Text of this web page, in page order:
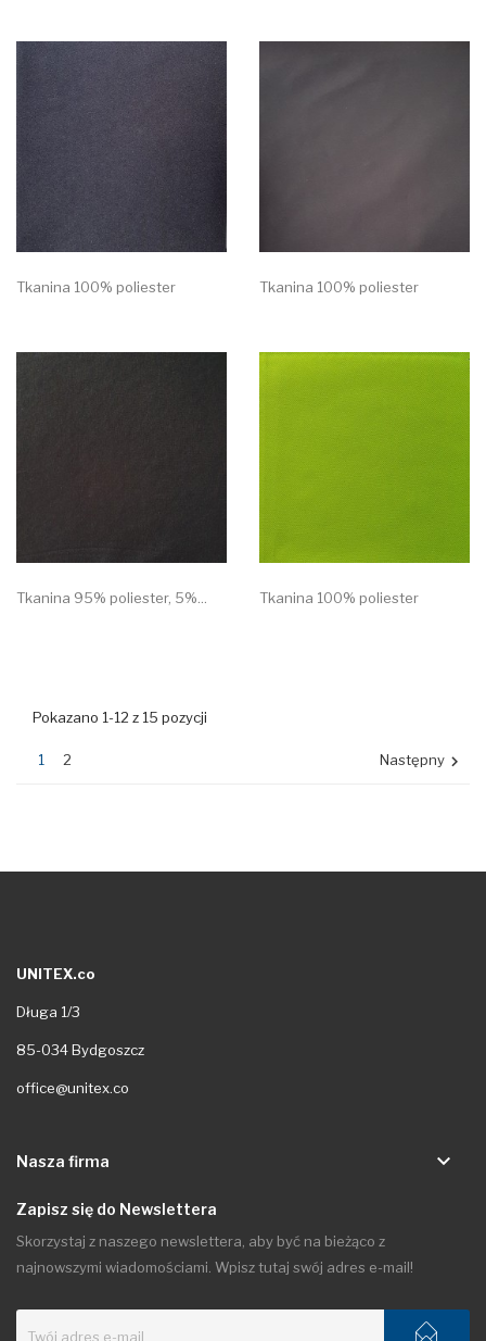
Tkanina 100% poliester Tkanina 100% poliester
Tkanina 95% poliester, 5%... Tkanina 100% poliester
Pokazano 1-12 z 15 pozycji
1 2 Następny 
UNITEX.co
Długa 1/3
85-034 Bydgoszcz
office@unitex.co
Nasza firma keyboard_arrow_down
Zapisz się do Newslettera
Skorzystaj z naszego newslettera, aby być na bieżąco z
najnowszymi wiadomościami. Wpisz tutaj swój adres e-mail!